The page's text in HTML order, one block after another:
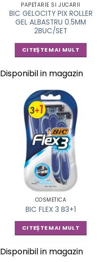
PAPETARIE SI JUCARII
BIC GELOCITY PIX ROLLER
GEL ALBASTRU 0.5MM
2BUC/SET
CITEȘTE MAI MULT
Disponibil in magazin
COSMETICA
BIC FLEX 3 B3+1
CITEȘTE MAI MULT
Disponibil in magazin